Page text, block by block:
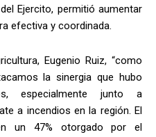
Ejercito, permitió aumentar
efectiva y coordinada.
Eugenio Ruiz, “como
la sinergia que hubo
especialmente junto a
a incendios en la región. El
un 47% otorgado por el